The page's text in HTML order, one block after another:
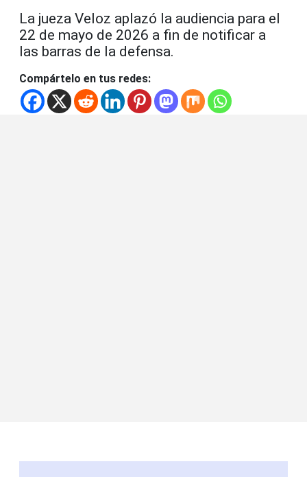
La jueza Veloz aplazó la audiencia para el
22 de mayo de 2026 a fin de notificar a
las barras de la defensa.
Compártelo en tus redes: